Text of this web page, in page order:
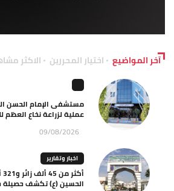
آخر المواضيع اختيار المحررين الاكثر
عملية لزراعة نخاع العظم
09/08/2026
اخبار وتقارير
الحسين (ع) تكشف حصيلة